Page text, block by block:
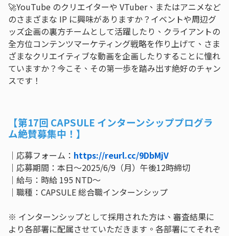
🚀YouTube のクリエイターや VTuber、またはアニメなど
のさまざまな IP に興味がありますか？イベントや周辺グ
ッズ企画の裏方チームとして活躍したり、クライアントの
全方位コンテンツマーケティング戦略を作り上げて、さま
ざまなクリエイティブな動画を企画したりすることに憧れ
ていますか？今こそ、その第一歩を踏み出す絶好のチャン
スです！
【第17回 CAPSULE インターンシッププログラ
ム絶賛募集中！】
｜応募フォーム： https://reurl.cc/9DbMjV
｜ 応募期間：本日～2025/6/9（月）午後12時締切
｜給与：時給 195 NTD～
｜職種：CAPSULE 総合職インターンシップ
※ インターンシップとして採用された方は、審査結果に
より各部署に配属させていただきます。各部署にてそれぞ